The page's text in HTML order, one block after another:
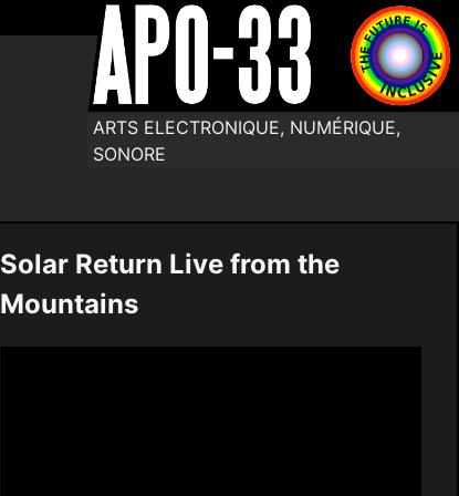
ARTS ELECTRONIQUE, NUMÉRIQUE,
SONORE
Solar Return Live from the
Mountains